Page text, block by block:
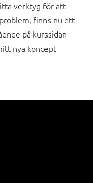
verktyg för att
finns nu ett
på kurssidan
nya koncept